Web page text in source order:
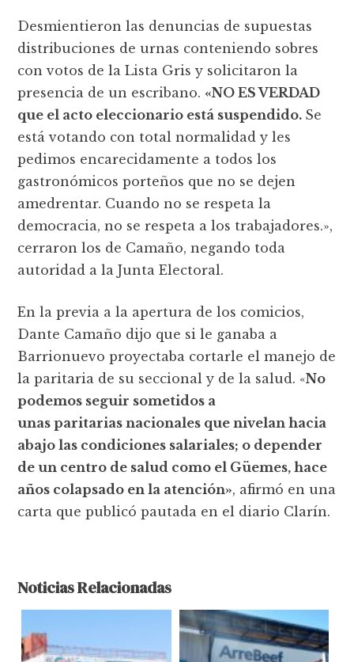
Desmientieron las denuncias de supuestas
distribuciones de urnas conteniendo sobres
con votos de la Lista Gris y solicitaron la
presencia de un escribano. «NO ES VERDAD
que el acto eleccionario está suspendido. Se
está votando con total normalidad y les
pedimos encarecidamente a todos los
gastronómicos porteños que no se dejen
amedrentar. Cuando no se respeta la
democracia, no se respeta a los trabajadores.»,
cerraron los de Camaño, negando toda
autoridad a la Junta Electoral.
En la previa a la apertura de los comicios,
Dante Camaño dijo que si le ganaba a
Barrionuevo proyectaba cortarle el manejo de
la paritaria de su seccional y de la salud. «No
podemos seguir sometidos a
unas paritarias nacionales que nivelan hacia
abajo las condiciones salariales; o depender
de un centro de salud como el Güemes, hace
años colapsado en la atención», afirmó en una
carta que publicó pautada en el diario Clarín.
Noticias Relacionadas